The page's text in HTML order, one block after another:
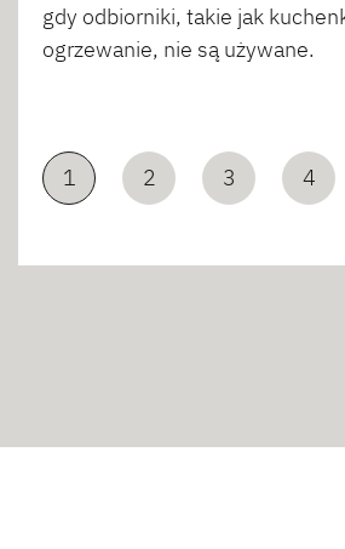
gdy odbiorniki, takie jak
ogrzewanie, nie są używane.
1 2 3 4